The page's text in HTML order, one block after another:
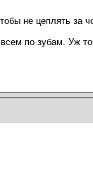
не цеплять за
по зубам. Уж